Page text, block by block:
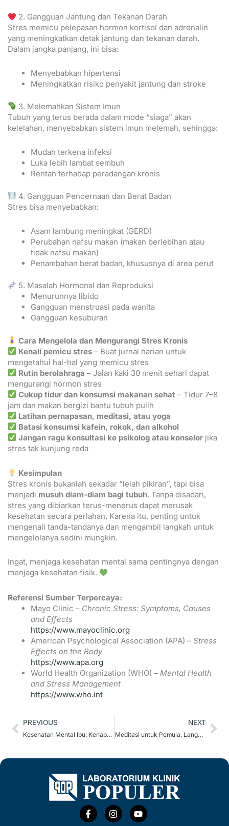
2. Gangguan Jantung dan Tekanan Darah
Stres memicu pelepasan hormon kortisol dan adrenalin
yang meningkatkan detak jantung dan tekanan darah.
Dalam jangka panjang, ini bisa:
Menyebabkan hipertensi
Meningkatkan risiko penyakit jantung dan stroke
3. Melemahkan Sistem Imun
Tubuh yang terus berada dalam mode “siaga” akan
kelelahan, menyebabkan sistem imun melemah, sehingga:
Mudah terkena infeksi
Luka lebih lambat sembuh
Rentan terhadap peradangan kronis
4. Gangguan Pencernaan dan Berat Badan
Stres bisa menyebabkan:
Asam lambung meningkat (GERD)
Perubahan nafsu makan (makan berlebihan atau
tidak nafsu makan)
Penambahan berat badan, khususnya di area perut
5. Masalah Hormonal dan Reproduksi
Menurunnya libido
Gangguan menstruasi pada wanita
Gangguan kesuburan
Cara Mengelola dan Mengurangi Stres Kronis
Kenali pemicu stres – Buat jurnal harian untuk
mengetahui hal-hal yang memicu stres
Rutin berolahraga – Jalan kaki 30 menit sehari dapat
mengurangi hormon stres
Cukup tidur dan konsumsi makanan sehat – Tidur 7–8
jam dan makan bergizi bantu tubuh pulih
Latihan pernapasan, meditasi, atau yoga
Batasi konsumsi kafein, rokok, dan alkohol
Jangan ragu konsultasi ke psikolog atau konselor jika
stres tak kunjung reda
Kesimpulan
Stres kronis bukanlah sekadar “lelah pikiran”, tapi bisa
menjadi musuh diam-diam bagi tubuh. Tanpa disadari,
stres yang dibiarkan terus-menerus dapat merusak
kesehatan secara perlahan. Karena itu, penting untuk
mengenali tanda-tandanya dan mengambil langkah untuk
mengelolanya sedini mungkin.
Ingat, menjaga kesehatan mental sama pentingnya dengan
menjaga kesehatan fisik.
Referensi Sumber Terpercaya:
Mayo Clinic – Chronic Stress: Symptoms, Causes
and Effects
https://www.mayoclinic.org
American Psychological Association (APA) – Stress
Effects on the Body
https://www.apa.org
World Health Organization (WHO) – Mental Health
and Stress Management
https://www.who.int
Prev
PREVIOUS
Kesehatan Mental Ibu: Kenapa Harus Jadi Prioritas?
NEXT
Meditasi untuk Pemula, Langkah Awal Menjaga Kesehatan Jiwa
F
a
I
n
Y
o